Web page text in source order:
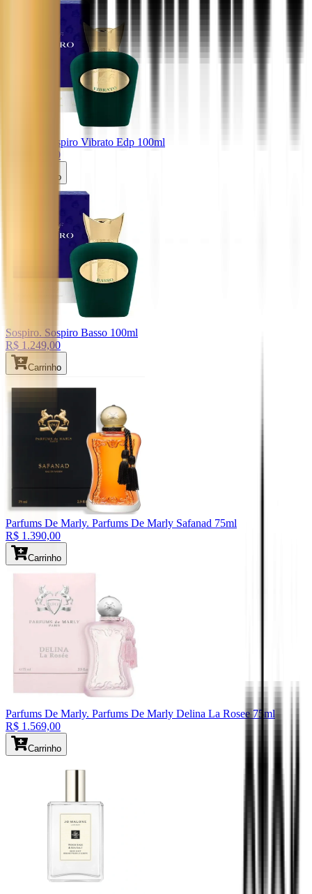
. Sospiro Vibrato Edp 100ml
R$ 1.290,00
Carrinho
Sospiro. Sospiro Basso 100ml
R$ 1.249,00
Carrinho
Parfums De Marly. Parfums De Marly Safanad 75ml
R$ 1.390,00
Carrinho
Parfums De Marly. Parfums De Marly Delina La Rosee 75ml
R$ 1.569,00
Carrinho